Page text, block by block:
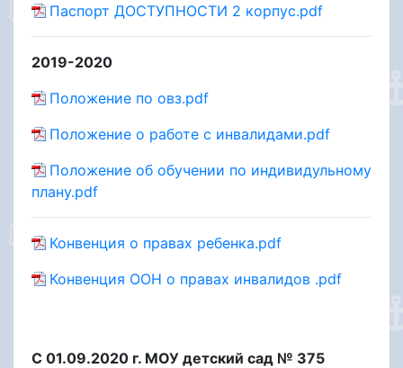
Паспорт ДОСТУПНОСТИ 2 корпус.pdf
2019-2020
Положение по овз.pdf
Положение о работе с инвалидами.pdf
Положение об обучении по индивидульному
плану.pdf
Конвенция о правах ребенка.pdf
Конвенция ООН о правах инвалидов .pdf
С 01.09.2020 г. МОУ детский сад № 375